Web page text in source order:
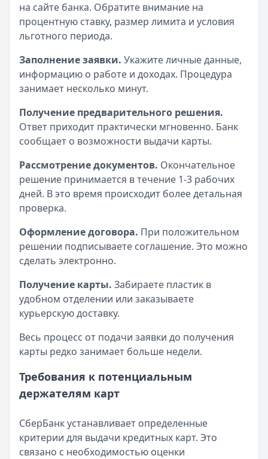
на сайте банка. Обратите внимание на
процентную ставку, размер лимита и условия
льготного периода.
Заполнение заявки. Укажите личные данные,
информацию о работе и доходах. Процедура
занимает несколько минут.
Получение предварительного решения.
Ответ приходит практически мгновенно. Банк
сообщает о возможности выдачи карты.
Рассмотрение документов. Окончательное
решение принимается в течение 1-3 рабочих
дней. В это время происходит более детальная
проверка.
Оформление договора. При положительном
решении подписываете соглашение. Это можно
сделать электронно.
Получение карты. Забираете пластик в
удобном отделении или заказываете
курьерскую доставку.
Весь процесс от подачи заявки до получения
карты редко занимает больше недели.
Требования к потенциальным
держателям карт
СберБанк устанавливает определенные
критерии для выдачи кредитных карт. Это
связано с необходимостью оценки